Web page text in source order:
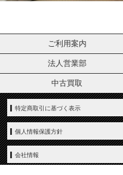
ご利用案内
法人営業部
中古買取
特定商取引に基づく表示
個人情報保護方針
会社情報